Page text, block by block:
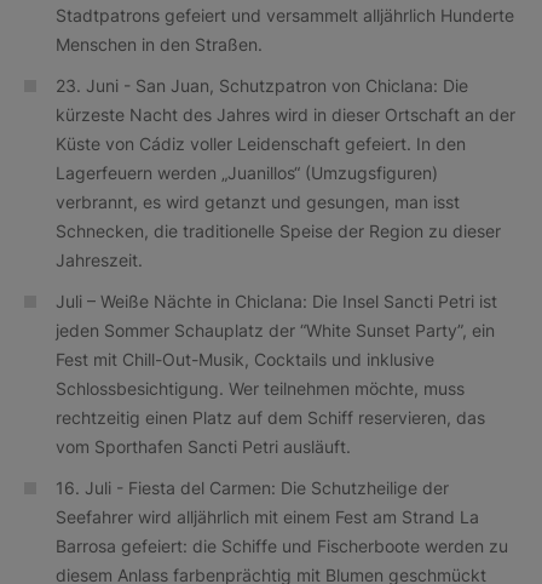
Stadtpatrons gefeiert und versammelt alljährlich Hunderte
Menschen in den Straßen.
23. Juni - San Juan, Schutzpatron von Chiclana: Die
kürzeste Nacht des Jahres wird in dieser Ortschaft an der
Küste von Cádiz voller Leidenschaft gefeiert. In den
Lagerfeuern werden „Juanillos“ (Umzugsfiguren)
verbrannt, es wird getanzt und gesungen, man isst
Schnecken, die traditionelle Speise der Region zu dieser
Jahreszeit.
Juli – Weiße Nächte in Chiclana: Die Insel Sancti Petri ist
jeden Sommer Schauplatz der “White Sunset Party”, ein
Fest mit Chill-Out-Musik, Cocktails und inklusive
Schlossbesichtigung. Wer teilnehmen möchte, muss
rechtzeitig einen Platz auf dem Schiff reservieren, das
vom Sporthafen Sancti Petri ausläuft.
16. Juli - Fiesta del Carmen: Die Schutzheilige der
Seefahrer wird alljährlich mit einem Fest am Strand La
Barrosa gefeiert: die Schiffe und Fischerboote werden zu
diesem Anlass farbenprächtig mit Blumen geschmückt